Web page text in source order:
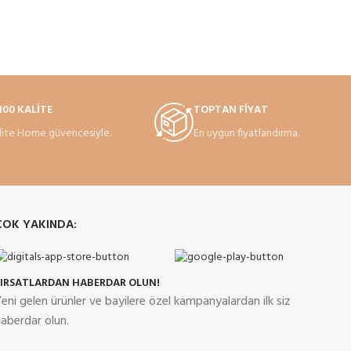
KALİTE
Home güvencesiyle.
TOPTAN FİYAT
En uygun fiyatlandırma.
YAKINDA:
HABERDAR OLUN!
gelen ürünler ve bayilere özel kampanyalardan ilk siz
olun.